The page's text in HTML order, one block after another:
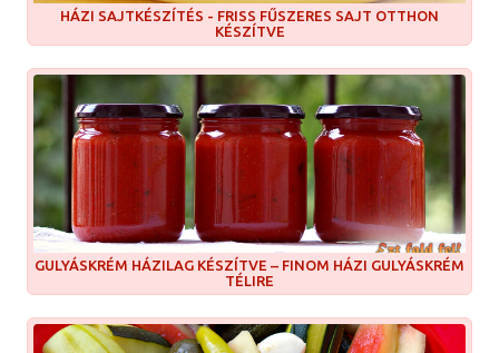
HÁZI SAJTKÉSZÍTÉS - FRISS FŰSZERES SAJT OTTHON
KÉSZÍTVE
GULYÁSKRÉM HÁZILAG KÉSZÍTVE – FINOM HÁZI GULYÁSKRÉM
TÉLIRE